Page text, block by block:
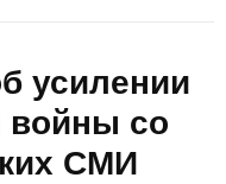
усилении
войны со
СМИ